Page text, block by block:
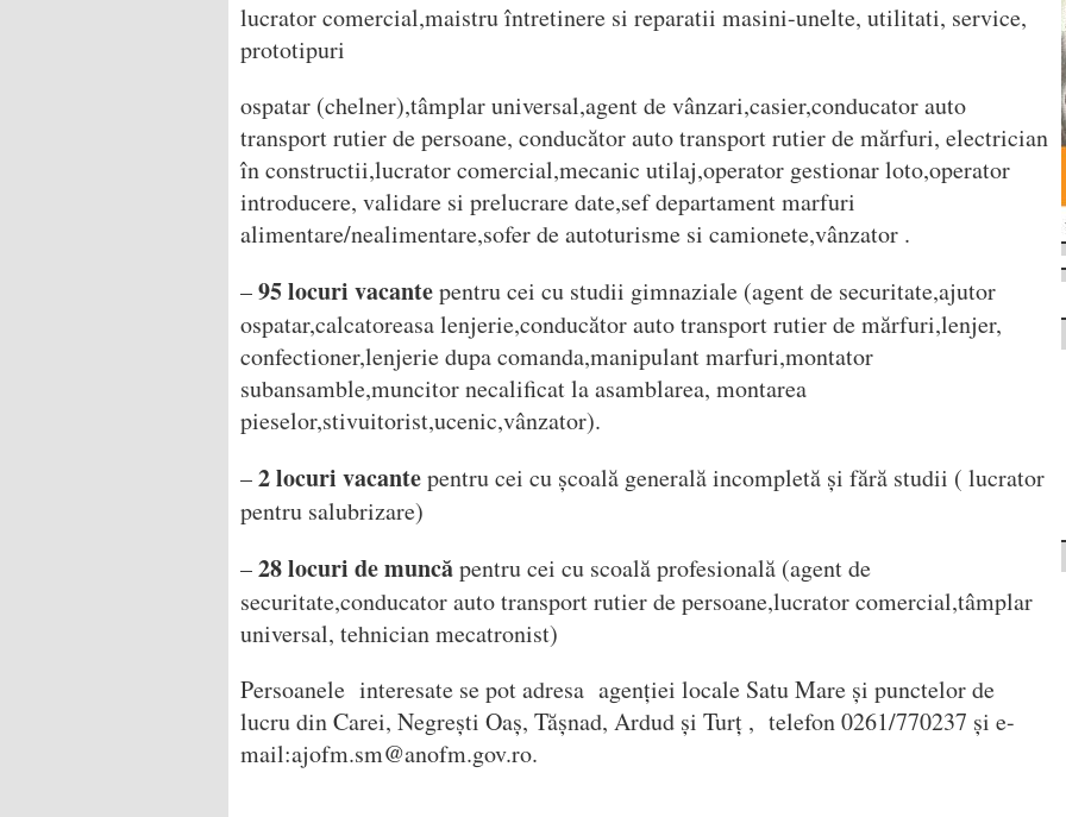
lucrator comercial,maistru întretinere si reparatii masini-unelte, utilitati, service,
prototipuri
ospatar (chelner),tâmplar universal,agent de vânzari,casier,conducator auto
transport rutier de persoane, conducător auto transport rutier de mărfuri, electrician
în constructii,lucrator comercial,mecanic utilaj,operator gestionar loto,operator
introducere, validare si prelucrare date,sef departament marfuri
alimentare/nealimentare,sofer de autoturisme si camionete,vânzator .
–95 locuri vacantepentru cei cu studii gimnaziale (agent de securitate,ajutor
ospatar,calcatoreasa lenjerie,conducător auto transport rutier de mărfuri,lenjer,
confectioner,lenjerie dupa comanda,manipulant marfuri,montator
subansamble,muncitor necalificat la asamblarea, montarea
pieselor,stivuitorist,ucenic,vânzator).
–2 locuri vacantepentru cei cu școală generală incompletă și fără studii ( lucrator
pentru salubrizare)
–28 locuri de muncăpentru cei cu scoală profesională (agent de
securitate,conducator auto transport rutier de persoane,lucrator comercial,tâmplar
universal, tehnician mecatronist)
Persoanele interesate se pot adresa agenției locale Satu Mare și punctelor de
lucru din Carei, Negrești Oaș, Tășnad, Ardud și Turț , telefon 0261/770237 și e-
mail:ajofm.sm@anofm.gov.ro.